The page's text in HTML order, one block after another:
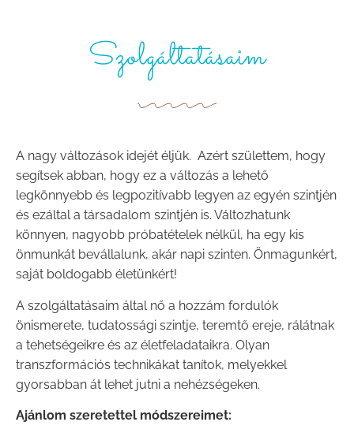
Szolgáltatásaim
A nagy változások idejét éljük. Azért születtem, hogy
segítsek abban, hogy ez a változás a lehető
legkönnyebb és legpozitívabb legyen az egyén szintjén
és ezáltal a társadalom szintjén is. Változhatunk
könnyen, nagyobb próbatételek nélkül, ha egy kis
önmunkát bevállalunk, akár napi szinten. Önmagunkért,
saját boldogabb életünkért!
A szolgáltatásaim által nő a hozzám fordulók
önismerete, tudatossági szintje, teremtő ereje, rálátnak
a tehetségeikre és az életfeladataikra. Olyan
transzformációs technikákat tanítok, melyekkel
gyorsabban át lehet jutni a nehézségeken.
Ajánlom szeretettel módszereimet: